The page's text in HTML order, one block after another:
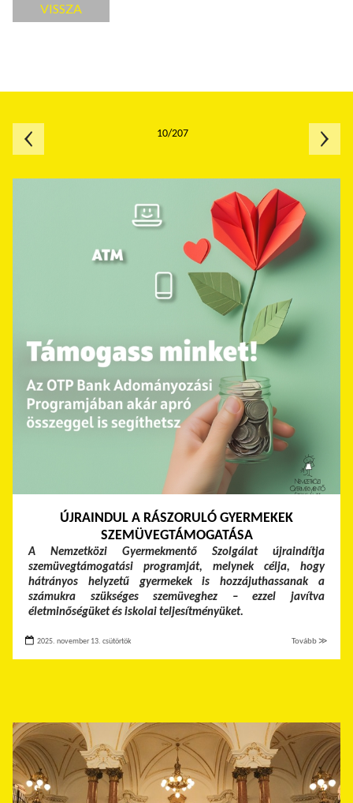
VISSZA
ÚJRAINDUL A RÁSZORULÓ GYERMEKEK
SZEMÜVEGTÁMOGATÁSA
A Nemzetközi Gyermekmentő Szolgálat újraindítja
szemüvegtámogatási programját, melynek célja, hogy
hátrányos helyzetű gyermekek is hozzájuthassanak a
számukra szükséges szemüveghez – ezzel javítva
életminőségüket és iskolai teljesítményüket.
2025. november 13. csütörtök Tovább ≫
10/207